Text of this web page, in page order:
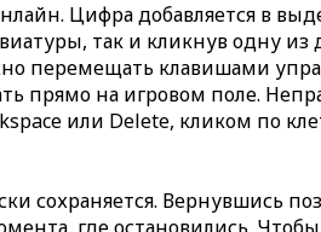
Цифра добавляется в
так и кликнув одну из
перемещать клавишами
прямо на игровом поле.
или Delete, кликом по
сохраняется. Вернувшись